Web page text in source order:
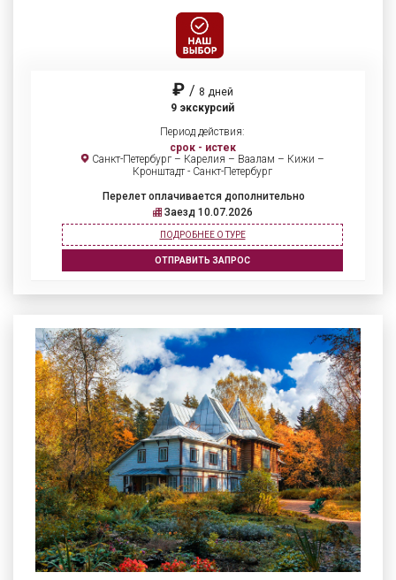
₽ / 8 дней
9 экскурсий
Период действия:
срок - истек
Санкт-Петербург – Карелия – Ваалам – Кижи –
Кронштадт - Санкт-Петербург
Перелет оплачивается дополнительно
Заезд 10.07.2026
ПОДРОБНЕЕ О ТУРЕ
ОТПРАВИТЬ ЗАПРОС